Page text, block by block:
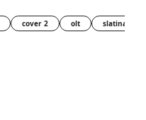
cover 2 olt slatina